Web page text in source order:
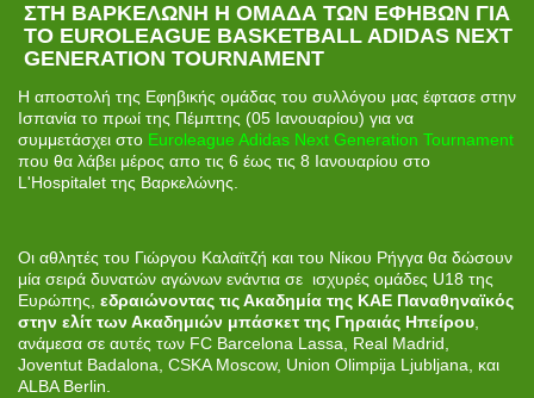
ΣΤΗ ΒΑΡΚΕΛΩΝΗ Η ΟΜΑΔΑ ΤΩΝ ΕΦΗΒΩΝ ΓΙΑ
ΤΟ EUROLEAGUE BASKETBALL ADIDAS NEXT
GENERATION TOURNAMENT
Η αποστολή της Εφηβικής ομάδας του συλλόγου μας έφτασε στην
Ισπανία το πρωί της Πέμπτης (05 Ιανουαρίου) για να
συμμετάσχει στο Euroleague Adidas Next Generation Tournament
που θα λάβει μέρος απο τις 6 έως τις 8 Ιανουαρίου στο
L'Hospitalet της Βαρκελώνης.
Οι αθλητές του Γιώργου Καλαϊτζή και του Νίκου Ρήγγα θα δώσουν
μία σειρά δυνατών αγώνων ενάντια σε ισχυρές ομάδες U18 της
Ευρώπης, εδραιώνοντας τις Ακαδημία της ΚΑΕ Παναθηναϊκός
στην ελίτ των Ακαδημιών μπάσκετ της Γηραιάς Ηπείρου,
ανάμεσα σε αυτές των FC Barcelona Lassa, Real Madrid,
Joventut Badalona, CSKA Moscow, Union Olimpija Ljubljana, και
ALBA Berlin.